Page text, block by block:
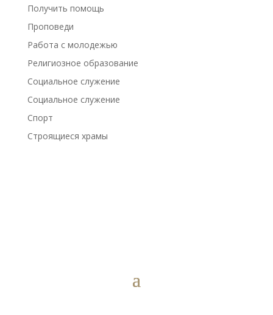
Получить помощь
Проповеди
Работа с молодежью
Религиозное образование
Социальное служение
Социальное служение
Спорт
Строящиеся храмы